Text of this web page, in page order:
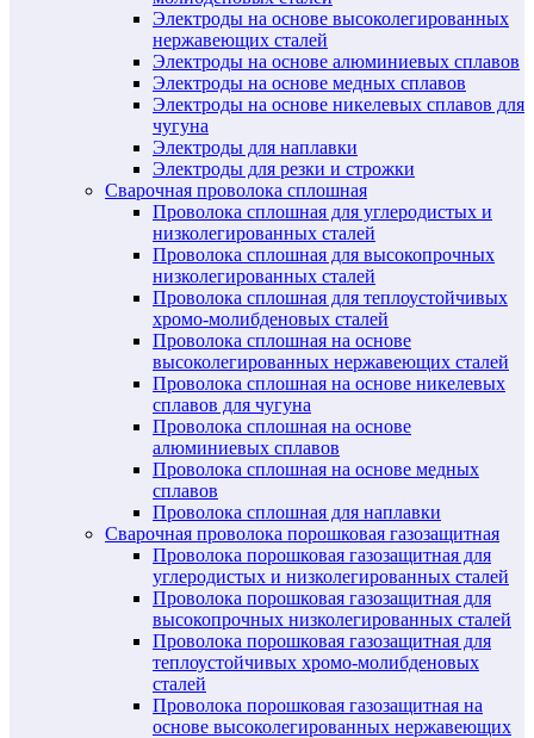
Электроды на основе высоколегированных
нержавеющих сталей
Электроды на основе алюминиевых сплавов
Электроды на основе медных сплавов
Электроды на основе никелевых сплавов для
чугуна
Электроды для наплавки
Электроды для резки и строжки
Сварочная проволока сплошная
Проволока сплошная для углеродистых и
низколегированных сталей
Проволока сплошная для высокопрочных
низколегированных сталей
Проволока сплошная для теплоустойчивых
хромо-молибденовых сталей
Проволока сплошная на основе
высоколегированных нержавеющих сталей
Проволока сплошная на основе никелевых
сплавов для чугуна
Проволока сплошная на основе
алюминиевых сплавов
Проволока сплошная на основе медных
сплавов
Проволока сплошная для наплавки
Сварочная проволока порошковая газозащитная
Проволока порошковая газозащитная для
углеродистых и низколегированных сталей
Проволока порошковая газозащитная для
высокопрочных низколегированных сталей
Проволока порошковая газозащитная для
теплоустойчивых хромо-молибденовых
сталей
Проволока порошковая газозащитная на
основе высоколегированных нержавеющих